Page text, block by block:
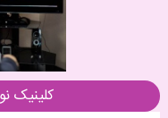
کلینیک